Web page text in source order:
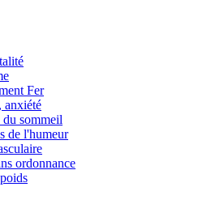
Fer
anxiété
sommeil
de l'humeur
ordonnance